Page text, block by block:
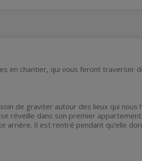
en chantier, qui vous feront traverser
de graviter autour des lieux qui
réveille dans son premier
arrière. Il est rentré pendant qu’elle